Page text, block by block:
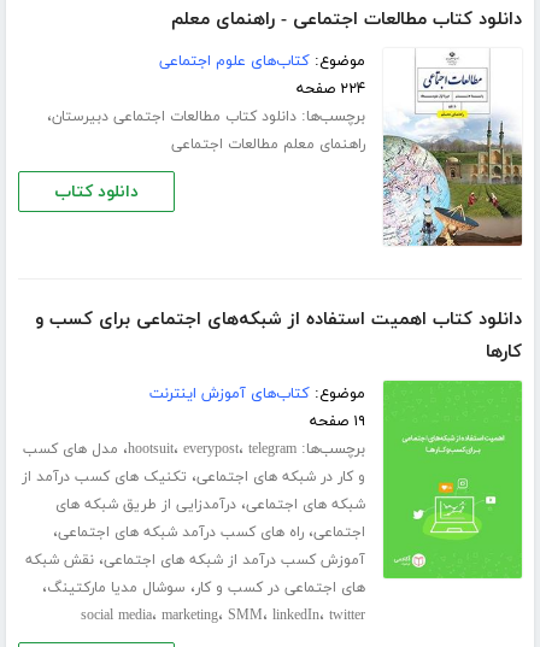
دانلود کتاب مطالعات اجتماعی - راهنمای معلم
موضوع:کتاب‌های علوم اجتماعی
۲۲۴ صفحه
برچسب‌ها:دانلود کتاب مطالعات اجتماعی دبیرستان،
راهنمای معلم مطالعات اجتماعی
دانلود کتاب
دانلود کتاب اهمیت استفاده از شبکه‌های اجتماعی برای کسب و
کارها
موضوع:کتاب‌های آموزش اینترنت
۱۹ صفحه
برچسب‌ها:
hootsuit، everypost، telegram ، مدل های کسب
و کار در شبکه های اجتماعی، تکنیک های کسب درآمد از
شبکه های اجتماعی،درآمدزایی از طریق شبکه های
اجتماعی،راه های کسب درآمد شبکه های اجتماعی،
آموزش کسب درآمد از شبکه های اجتماعی،نقش شبکه
های اجتماعی در کسب و کار، سوشال مدیا مارکتینگ،
social media، marketing، SMM، linkedIn، twitter